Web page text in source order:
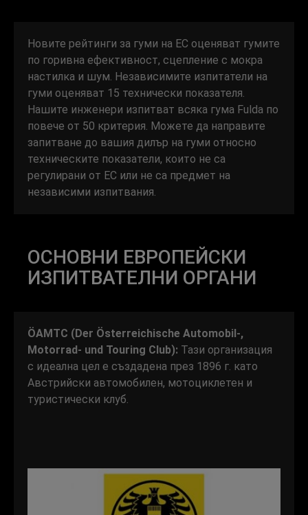
Новите рейтинги за гуми на ЕС оценяват гумите
по горивна ефективност, сцепление с мокра
настилка и шум. Независимите изпитатели на
гуми оценяват 15 технически показателя.
Нашите инженери изпитват всяка гума Fulda по
повече от 50 критерия. Можете да направите
запитване до вашия дилър на гуми относно
техническите показатели, които не са
регулирани от ЕС или не са предмет на
независими изпитвания.
ОСНОВНИ ЕВРОПЕЙСКИ
ИЗПИТВАТЕЛНИ ОРГАНИ
ÖAMTC (Der Österreichische Automobil-,
Motorrad- und Touring Club): Тази организация
с идеална цел е създадена през 1896 г. като
Австрийски автомобилен, мотоциклетен и
туристически клуб.